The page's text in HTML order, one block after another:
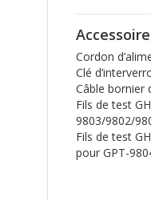
Cordon
Clé
Câble bornier
Fils de test
9803/9802/
Fils de test
pour GPT-